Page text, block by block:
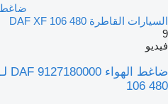
السيارات القاطرة DAF XF 106 480
9
فيديو
106 480